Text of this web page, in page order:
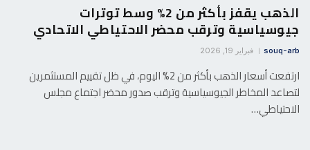
الذهب يقفز بأكثر من 2% وسط توترات
جيوسياسية وترقب محضر الاحتياطي الاتحادي
souq-arb فبراير 19, 2026
ارتفعت أسعار الذهب بأكثر من 2% اليوم، في ظل تقييم المستثمرين
لتصاعد المخاطر الجيوسياسية وترقب صدور محضر اجتماع مجلس
الاحتياطي…